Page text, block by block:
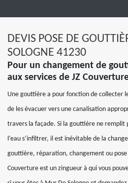
DEVIS POSE DE
SOLOGNE 41230
Pour un changement de
aux services de JZ
Une gouttière a pour fonction de collecter
de les évacuer vers une canalisation
travers la façade. Si la gouttière ne remplit
l’eau s’infiltrer, il est inévitable de la
gouttière, réparation, changement ou
Couverture est un zingueur à qui vous